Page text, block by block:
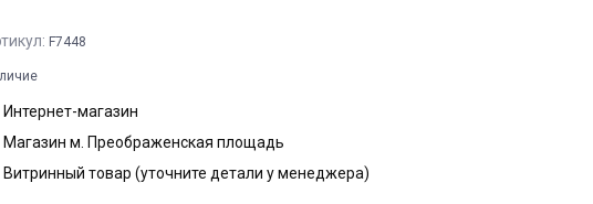
F7448
Интернет-магазин
Магазин м. Преображенская площадь
Витринный товар (уточните детали у менеджера)